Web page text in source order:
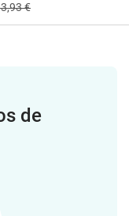
€
de